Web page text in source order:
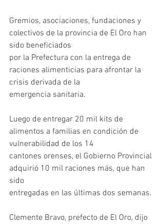
Gremios, asociaciones, fundaciones y
colectivos de la provincia de El Oro han
sido beneficiados
por la Prefectura con la entrega de
raciones alimenticias para afrontar la
crisis derivada de la
emergencia sanitaria.
Luego de entregar 20 mil kits de
alimentos a familias en condición de
vulnerabilidad de los 14
cantones orenses, el Gobierno Provincial
adquirió 10 mil raciones más, que han
sido
entregadas en las últimas dos semanas.
Clemente Bravo, prefecto de El Oro, dijo